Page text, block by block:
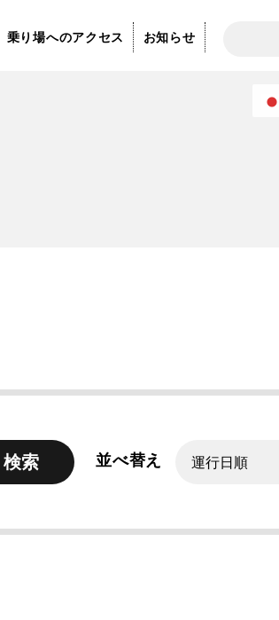
乗り場へのアクセス お知らせ
検索 並べ替え